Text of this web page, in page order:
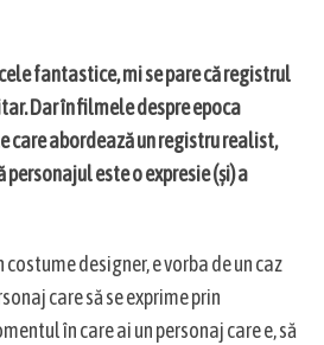
fantastice, mi se pare că registrul
Dar în filmele despre epoca
care abordează un registru realist,
este o expresie (și) a
costume designer, e vorba de un caz
care să se exprime prin
în care ai un personaj care e, să